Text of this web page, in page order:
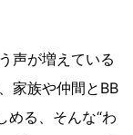
声が増えている
家族や仲間とBB
める、そんな“わ